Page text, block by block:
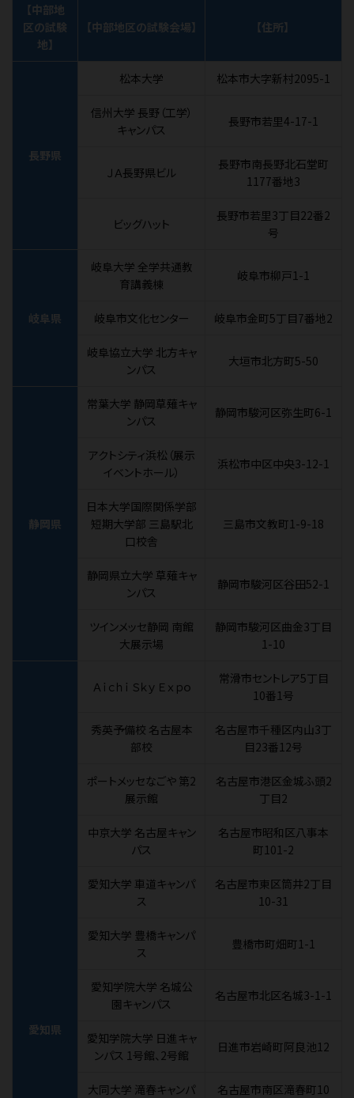
【中部地
区の試験
地】
【中部地区の試験会場】 【住所】
長野県
松本大学 松本市大字新村2095-1
信州大学 長野（工学）
キャンパス
長野市若里4-17-1
ＪＡ長野県ビル
長野市南長野北石堂町
1177番地3
ビッグハット
長野市若里3丁目22番2
号
岐阜県
岐阜大学 全学共通教
育講義棟
岐阜市柳戸1-1
岐阜市文化センター 岐阜市金町5丁目7番地2
岐阜協立大学 北方キャ
ンパス
大垣市北方町5-50
静岡県
常葉大学 静岡草薙キャ
ンパス
静岡市駿河区弥生町6-1
アクトシティ浜松（展示
イベントホール）
浜松市中区中央3-12-1
日本大学国際関係学部
短期大学部 三島駅北
口校舎
三島市文教町1-9-18
静岡県立大学 草薙キャ
ンパス
静岡市駿河区谷田52-1
ツインメッセ静岡 南館
大展示場
静岡市駿河区曲金3丁目
1-10
愛知県
Ａｉｃｈｉ Ｓｋｙ Ｅｘｐｏ
常滑市セントレア5丁目
10番1号
秀英予備校 名古屋本
部校
名古屋市千種区内山3丁
目23番12号
ポートメッセなごや 第2
展示館
名古屋市港区金城ふ頭2
丁目2
中京大学 名古屋キャン
パス
名古屋市昭和区八事本
町101-2
愛知大学 車道キャンパ
ス
名古屋市東区筒井2丁目
10-31
愛知大学 豊橋キャンパ
ス
豊橋市町畑町1-1
愛知学院大学 名城公
園キャンパス
名古屋市北区名城3-1-1
愛知学院大学 日進キャ
ンパス 1号館、2号館
日進市岩崎町阿良池12
大同大学 滝春キャンパ 名古屋市南区滝春町10